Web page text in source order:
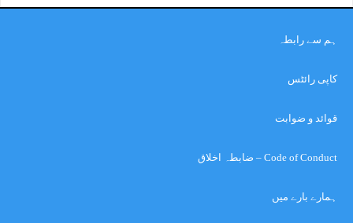
ہم سے رابطہ
کاپی رائٹس
قوائد و ضوابت
Code of Conduct – ضابطہ اخلاق
ہمارے بارے میں